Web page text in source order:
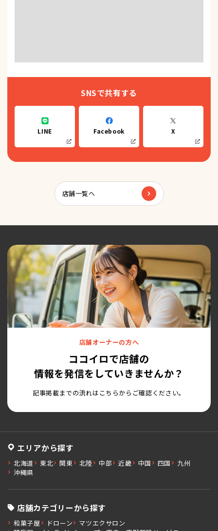
SNSで共有する
LINE Facebook X
店舗一覧へ
店舗オーナーの方へ
ココイロで店舗の
情報を発信をしていきませんか？
記事掲載までの流れはこちらからご確認ください。
エリアから探す
北海道 東北 関東 北陸 中部 近畿 中国 四国
九州
沖縄県
店舗カテゴリーから探す
和菓子屋 ドローン
マツエクサロン